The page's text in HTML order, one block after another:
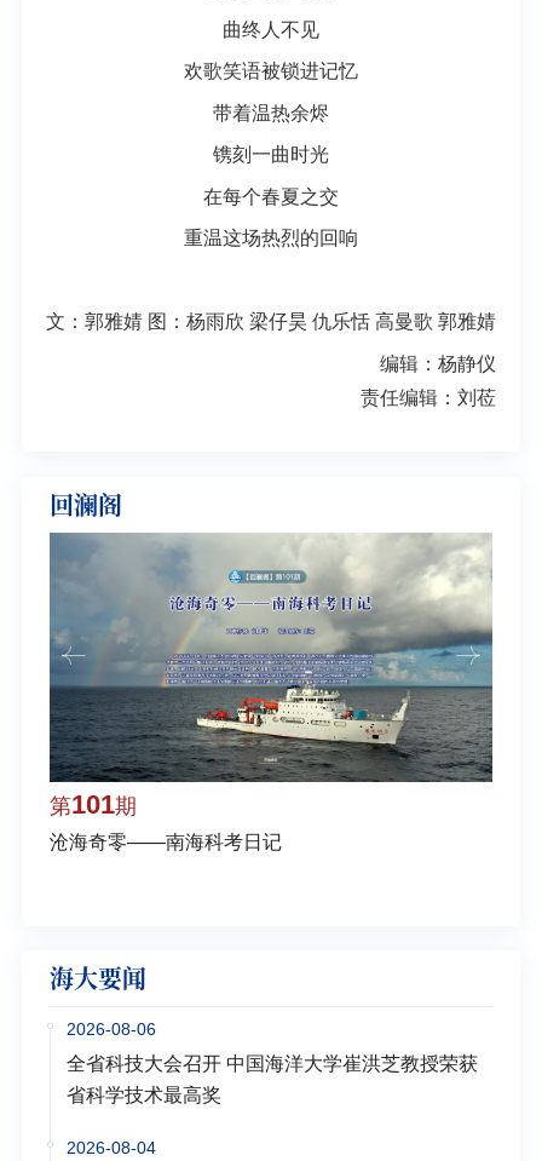
曲终人不见
欢歌笑语被锁进记忆
带着温热余烬
镌刻一曲时光
在每个春夏之交
重温这场热烈的回响
文：郭雅婧 图：杨雨欣 梁仔昊 仇乐恬 高曼歌 郭雅婧
编辑：杨静仪
责任编辑：刘莅
回澜阁
第101期
沧海奇零——南海科考日记
海大要闻
2026-08-06
全省科技大会召开 中国海洋大学崔洪芝教授荣获
省科学技术最高奖
2026-08-04